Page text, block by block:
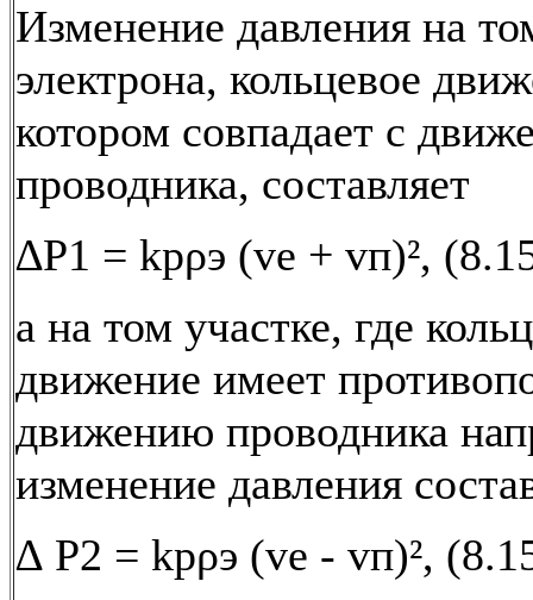
Изменение давления на
электрона, кольцевое
котором совпадает с
проводника, составляет
∆P1 = kрρэ (vе + vп)²,
а на том участке, где
движение имеет
движению проводника
изменение давления
∆ P2 = kрρэ (vе - vп)²,